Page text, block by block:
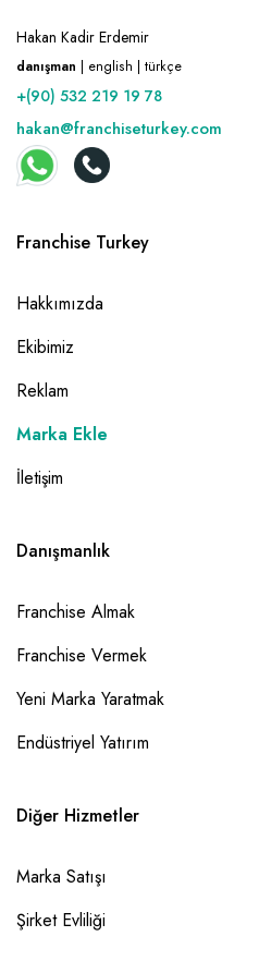
Hakan Kadir Erdemir
danışman | english | türkçe
+(90) 532 219 19 78
hakan@franchiseturkey.com
Franchise Turkey
Hakkımızda
Ekibimiz
Reklam
Marka Ekle
İletişim
Danışmanlık
Franchise Almak
Franchise Vermek
Yeni Marka Yaratmak
Endüstriyel Yatırım
Diğer Hizmetler
Marka Satışı
Şirket Evliliği